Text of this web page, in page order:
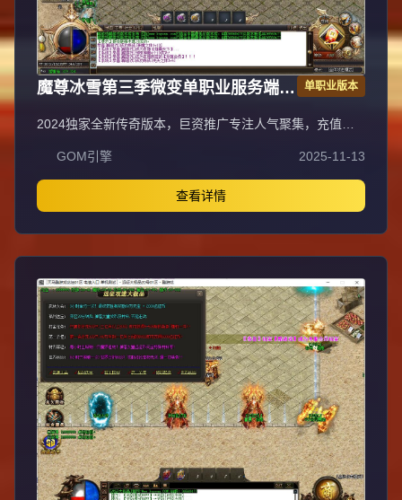
魔尊冰雪第三季微变单职业服务端
GOM引擎
单职业版本
2024独家全新传奇版本，巨资推广专注人气聚集，充值比
（10:30/13:30/16:30/19:30/22:30），新区火爆人气爆棚。
全装备怪物爆率无保留，物品来源完全透明，公平爆装系
统；重金定制GK反外挂系统，全面封禁外挂/加速/辅助，打
造绿色公平环境。每日五区连开人气霸屏，次日合区第三天
统一攻沙，激情PK体验。装备全靠野外爆出无商城售卖，
优惠不卖装备，公平无黑幕；防盗提示：不设二级密码保护
账号安全谨防诈骗。
GOM引擎 2025-11-13
查看详情